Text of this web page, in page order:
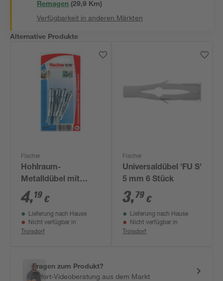
Remagen (29,9 Km)
Verfügbarkeit in anderen Märkten
Alternative Produkte
Fischer
Hohlraum-
Metalldübel mit
Schrauben 'HM SK'
Ø 5 x 52 mm, 8-teilig
4,19 €
Lieferung nach Hause
Nicht verfügbar in
Troisdorf
Fischer
Universaldübel 'FU S'
5 mm 6 Stück
3,79 €
Lieferung nach Hause
Nicht verfügbar in
Troisdorf
Fragen zum Produkt?
Sofort-Videoberatung aus dem Markt